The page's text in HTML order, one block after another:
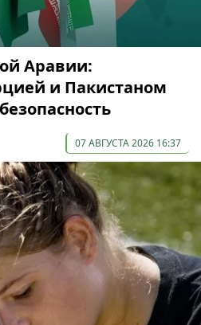
Аравии:
и Пакистаном
07 АВГУСТА 2026 16:37